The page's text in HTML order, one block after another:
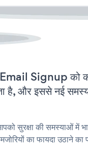
Signup को
और इससे नई
सुरक्षा की समस्याओं में
का फायदा उठाने